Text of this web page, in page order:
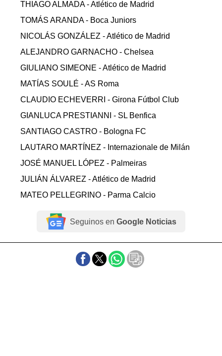
THIAGO ALMADA - Atlético de Madrid
TOMÁS ARANDA - Boca Juniors
NICOLÁS GONZÁLEZ - Atlético de Madrid
ALEJANDRO GARNACHO - Chelsea
GIULIANO SIMEONE - Atlético de Madrid
MATÍAS SOULÉ - AS Roma
CLAUDIO ECHEVERRI - Girona Fútbol Club
GIANLUCA PRESTIANNI - SL Benfica
SANTIAGO CASTRO - Bologna FC
LAUTARO MARTÍNEZ - Internazionale de Milán
JOSÉ MANUEL LÓPEZ - Palmeiras
JULIÁN ÁLVAREZ - Atlético de Madrid
MATEO PELLEGRINO - Parma Calcio
Seguinos en Google Noticias